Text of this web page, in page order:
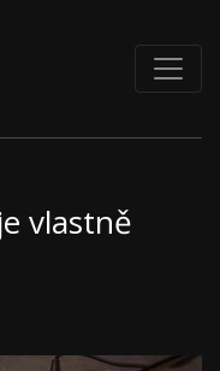
vlastně